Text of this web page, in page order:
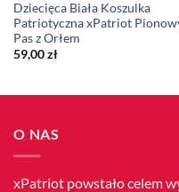
Dziecięca Biała Koszulka
Patriotyczna xPatriot
Pas z Orłem
59,00zł
O NAS
xPatriot powstało celem